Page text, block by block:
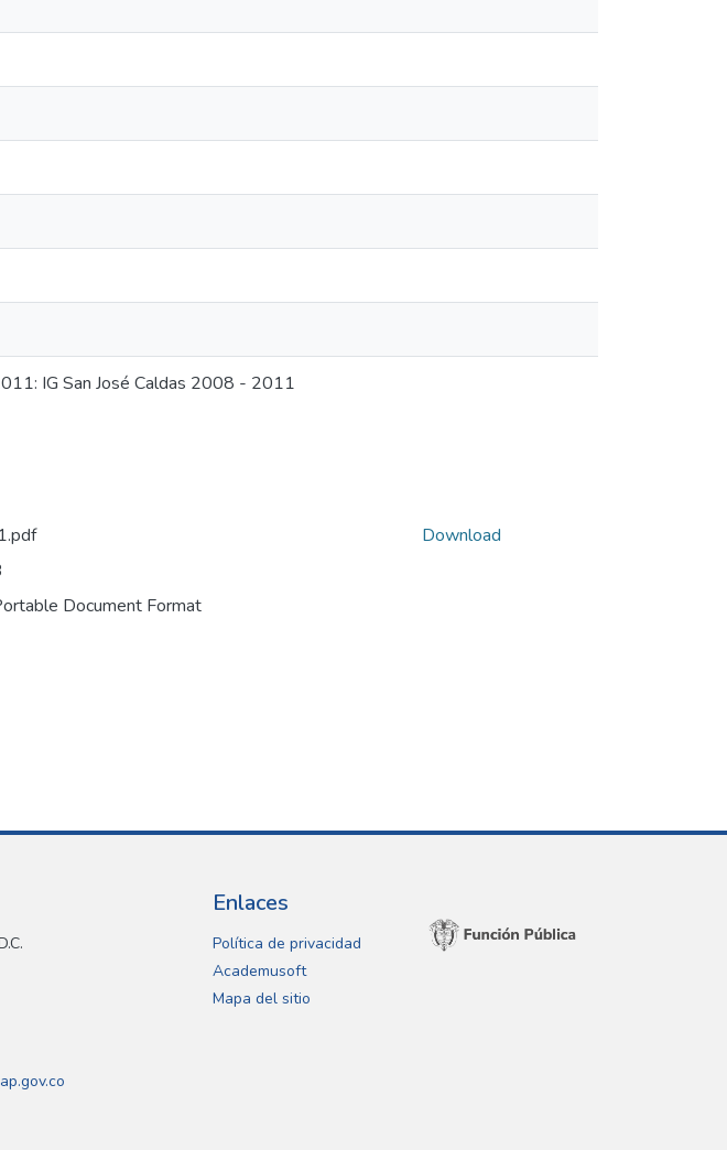
IG San José Caldas 2008 - 2011
Document Format
Download
Enlaces
Política de privacidad
Academusoft
Mapa del sitio